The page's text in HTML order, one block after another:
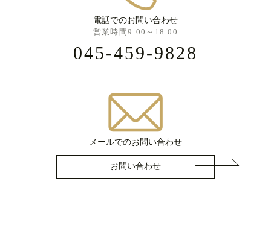
電話でのお問い合わせ
営業時間9:00～18:00
045-459-9828
メールでのお問い合わせ
お問い合わせ